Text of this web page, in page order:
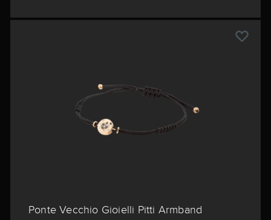
Ponte Vecchio Gioielli Pitti Armband